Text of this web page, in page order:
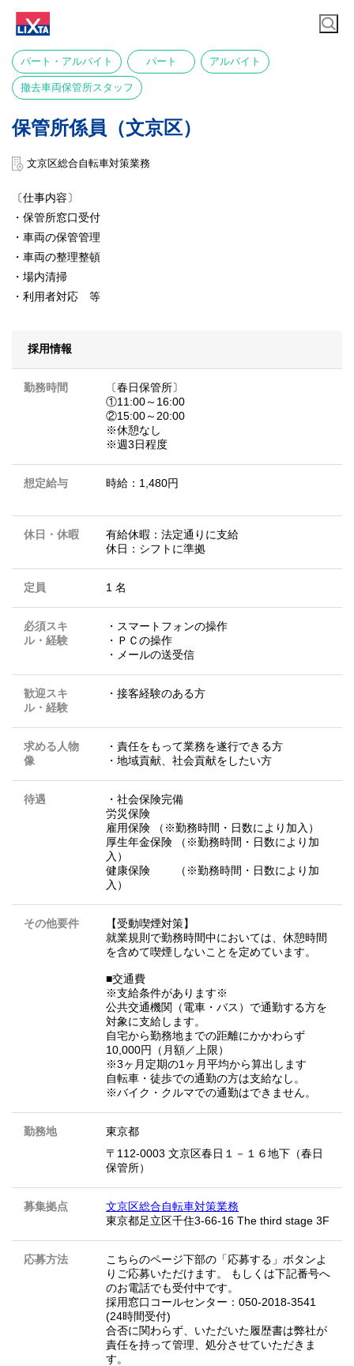
パート・アルバイト パート アルバイト
撤去車両保管所スタッフ
保管所係員（文京区）
文京区総合自転車対策業務
〔仕事内容〕
・保管所窓口受付
・車両の保管管理
・車両の整理整頓
・場内清掃
・利用者対応 等
採用情報
勤務時間
〔春日保管所〕
①11:00～16:00
②15:00～20:00
※休憩なし
※週3日程度
想定給与 時給：1,480円
休日・休暇
有給休暇：法定通りに支給
休日：シフトに準拠
定員 1 名
必須スキ
ル・経験
・スマートフォンの操作
・ＰＣの操作
・メールの送受信
歓迎スキ
ル・経験
・接客経験のある方
求める人物
像
・責任をもって業務を遂行できる方
・地域貢献、社会貢献をしたい方
待遇
・社会保険完備
労災保険
雇用保険 （※勤務時間・日数により加入）
厚生年金保険 （※勤務時間・日数により加
入）
健康保険 （※勤務時間・日数により加
入）
その他要件
【受動喫煙対策】
就業規則で勤務時間中においては、休憩時間
を含めて喫煙しないことを定めています。
■交通費
※支給条件があります※
公共交通機関（電車・バス）で通勤する方を
対象に支給します。
自宅から勤務地までの距離にかかわらず
10,000円（月額／上限）
※3ヶ月定期の1ヶ月平均から算出します
自転車・徒歩での通勤の方は支給なし。
※バイク・クルマでの通勤はできません。
勤務地
東京都
〒112-0003 文京区春日１－１６地下（春日
保管所）
募集拠点
文京区総合自転車対策業務
東京都足立区千住3-66-16 The third stage 3F
応募方法
こちらのページ下部の「応募する」ボタンよ
りご応募いただけます。 もしくは下記番号へ
のお電話でも受付中です。
採用窓口コールセンター：050-2018-3541
(24時間受付)
合否に関わらず、いただいた履歴書は弊社が
責任を持って管理、処分させていただきま
す。